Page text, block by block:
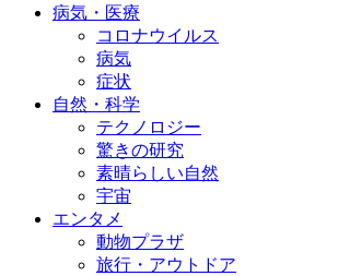
病気・医療
コロナウイルス
病気
症状
自然・科学
テクノロジー
驚きの研究
素晴らしい自然
宇宙
エンタメ
動物プラザ
旅行・アウトドア